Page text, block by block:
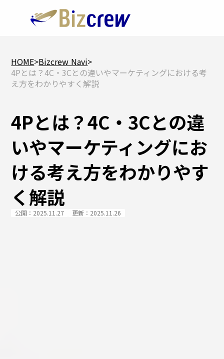
HOME>Bizcrew Navi>
4Pとは？4C・3Cとの違いやマーケティングにおける考
え方をわかりやすく解説
4Pとは？4C・3Cとの違
いやマーケティングにお
ける考え方をわかりやす
く解説
公開：2025.11.27 更新：2025.11.26